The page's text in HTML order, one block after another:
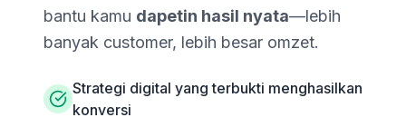
bantu kamu dapetin hasil nyata—lebih
banyak customer, lebih besar omzet.
Strategi digital yang terbukti menghasilkan
konversi